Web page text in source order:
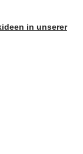
in unserer